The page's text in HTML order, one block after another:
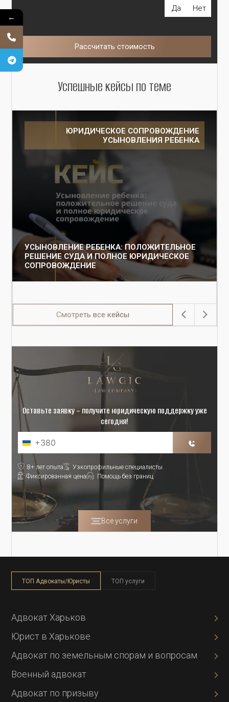
Да Нет
Рассчитать стоимость
Успешные кейсы по теме
ЮРИДИЧЕСКОЕ СОПРОВОЖДЕНИЕ
УСЫНОВЛЕНИЯ РЕБЕНКА
УСЫНОВЛЕНИЕ РЕБЕНКА: ПОЛОЖИТЕЛЬНОЕ
РЕШЕНИЕ СУДА И ПОЛНОЕ ЮРИДИЧЕСКОЕ
СОПРОВОЖДЕНИЕ
Смотреть все кейсы
Оставьте заявку – получите юридическую поддержку уже
сегодня!
8+ лет опыта
Узкопрофильные специалисты
Фиксированная цена
Помощь без границ
Все услуги
ТОП Адвокаты/Юристы ТОП услуги
Адвокат Харьков
Юрист в Харькове
Адвокат по земельным спорам и вопросам
Военный адвокат
Адвокат по призыву
←